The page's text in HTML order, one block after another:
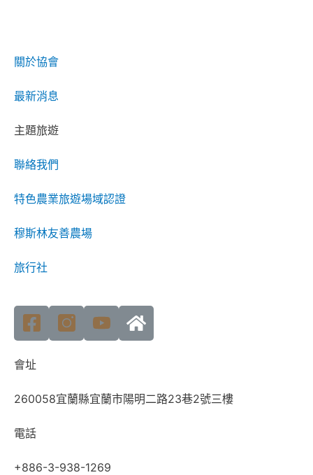
關於協會
最新消息
主題旅遊
聯絡我們
特色農業旅遊場域認證
穆斯林友善農場
旅行社
會址
260058宜蘭縣宜蘭市陽明二路23巷2號三樓
電話
+886-3-938-1269